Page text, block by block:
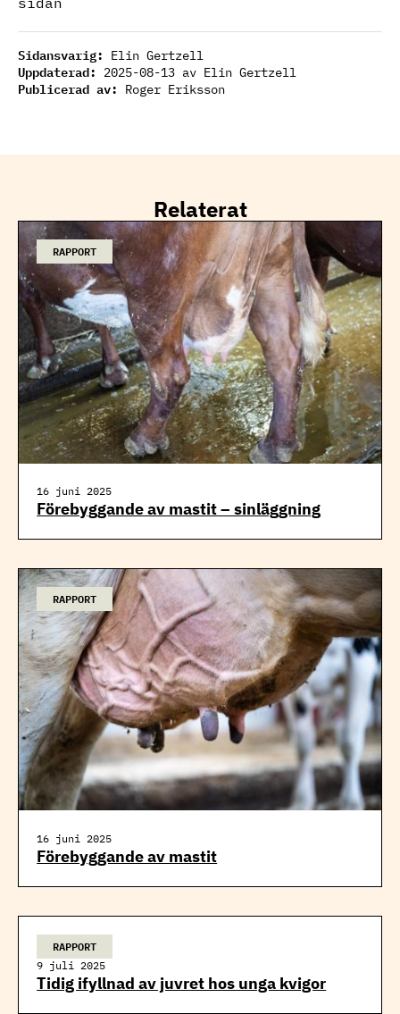
Sidansvarig: Elin Gertzell
Uppdaterad: 2025-08-13 av Elin Gertzell
Publicerad av: Roger Eriksson
Relaterat
RAPPORT
16 juni 2025
Förebyggande av mastit – sinläggning
RAPPORT
16 juni 2025
Förebyggande av mastit
RAPPORT
9 juli 2025
Tidig ifyllnad av juvret hos unga kvigor